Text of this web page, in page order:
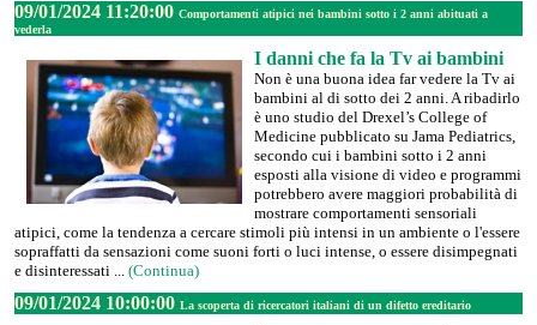
09/01/2024 11:20:00 Comportamenti atipici nei bambini sotto i 2 anni abituati a
vederla
I danni che fa la Tv ai bambini
Non è una buona idea far vedere la Tv ai
bambini al di sotto dei 2 anni. A ribadirlo
è uno studio del Drexel’s College of
Medicine pubblicato su Jama Pediatrics,
secondo cui i bambini sotto i 2 anni
esposti alla visione di video e programmi
potrebbero avere maggiori probabilità di
mostrare comportamenti sensoriali
atipici, come la tendenza a cercare stimoli più intensi in un ambiente o l'essere
sopraffatti da sensazioni come suoni forti o luci intense, o essere disimpegnati
e disinteressati ... (Continua)
09/01/2024 10:00:00 La scoperta di ricercatori italiani di un difetto ereditario